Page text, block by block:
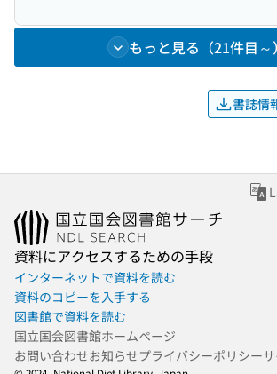
もっと見る（21件目～）
書誌情
資料にアクセスするための手段
インターネットで資料を読む
資料のコピーを入手する
図書館で資料を読む
国立国会図書館ホームページ
お問い合わせお知らせプライバシーポリシー